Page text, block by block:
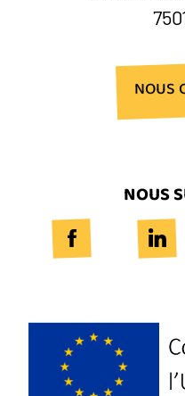
NOUS
NOUS
Logo
Europe